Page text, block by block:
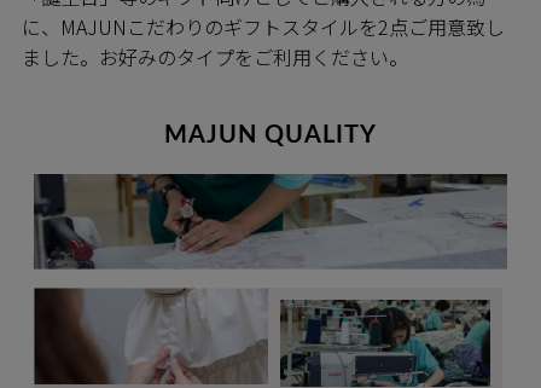
に、MAJUNこだわりのギフトスタイルを2点ご用意致し
ました。お好みのタイプをご利用ください。
MAJUN QUALITY